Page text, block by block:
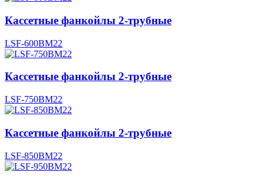
Кассетные фанкойлы 2-трубные
LSF-600BM22
Кассетные фанкойлы 2-трубные
LSF-750BM22
Кассетные фанкойлы 2-трубные
LSF-850BM22